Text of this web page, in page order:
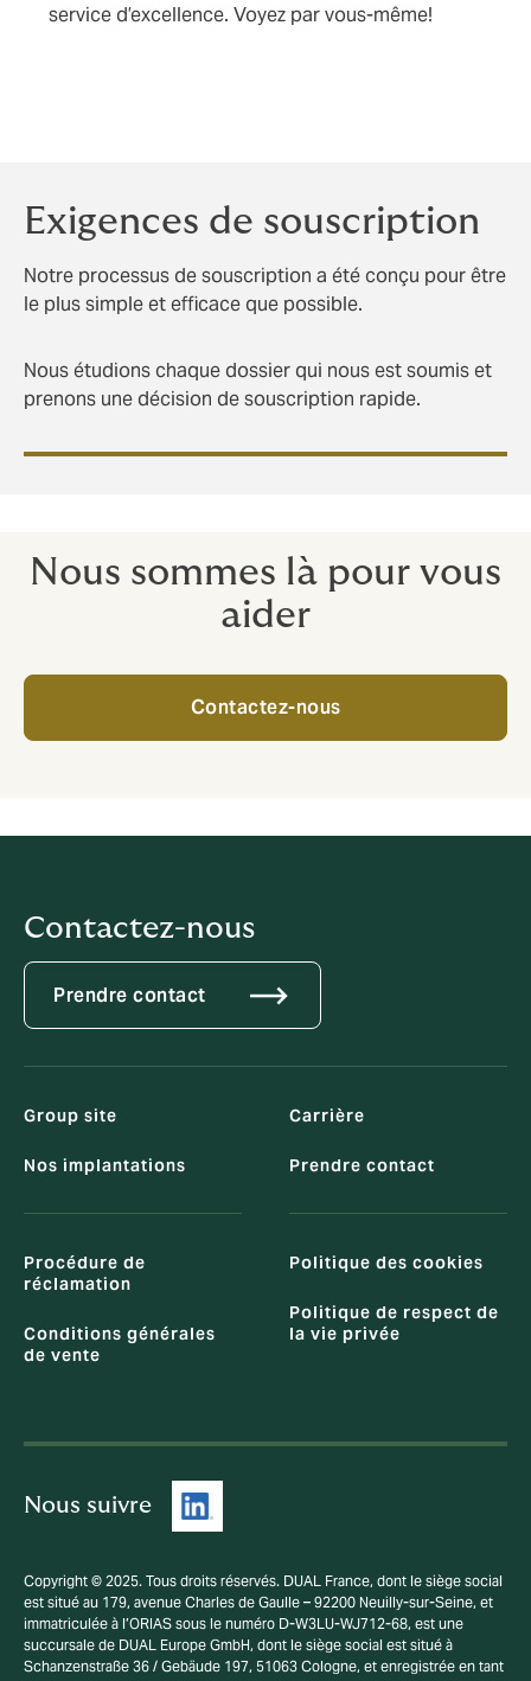
service d’excellence. Voyez par vous-même!
Exigences de souscription
Notre processus de souscription a été conçu pour être
le plus simple et efficace que possible.
Nous étudions chaque dossier qui nous est soumis et
prenons une décision de souscription rapide.
Nous sommes là pour vous
aider
Contactez-nous
Contactez-nous
Prendre contact
Group site
Nos implantations
Carrière
Prendre contact
Procédure de
réclamation
Conditions générales
de vente
Politique des cookies
Politique de respect de
la vie privée
Nous suivre
Copyright © 2025. Tous droits réservés. DUAL France, dont le siège social
est situé au 179, avenue Charles de Gaulle – 92200 Neuilly-sur-Seine, et
immatriculée à l’ORIAS sous le numéro D-W3LU-WJ712-68, est une
succursale de DUAL Europe GmbH, dont le siège social est situé à
Schanzenstraße 36 / Gebäude 197, 51063 Cologne, et enregistrée en tant